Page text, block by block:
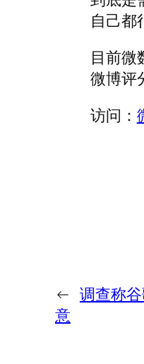
自己都
目前微
微博评
访问：
← 调查称
意